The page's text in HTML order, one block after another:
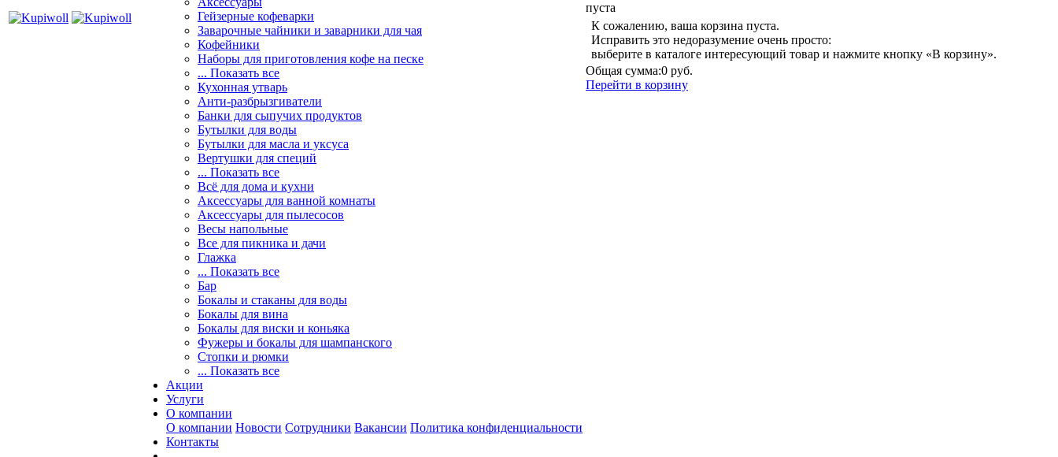
Гейзерные кофеварки
Заварочные чайники и заварники для чая
Кофейники
Наборы для приготовления кофе на песке
... Показать все
Кухонная утварь
Анти-разбрызгиватели
Банки для сыпучих продуктов
Бутылки для воды
Бутылки для масла и уксуса
Вертушки для специй
... Показать все
Всё для дома и кухни
Аксессуары для ванной комнаты
Аксессуары для пылесосов
Весы напольные
Все для пикника и дачи
Глажка
... Показать все
Бар
Бокалы и стаканы для воды
Бокалы для вина
Бокалы для виски и коньяка
Фужеры и бокалы для шампанского
Стопки и рюмки
... Показать все
Акции
Услуги
О компании
О компании Новости Сотрудники Вакансии Политика конфиденциальности
Контакты
пуста
К сожалению, ваша корзина пуста.
Исправить это недоразумение очень просто:
выберите в каталоге интересующий товар и нажмите кнопку «В корзину».
Общая сумма:0 руб.
Перейти в корзину